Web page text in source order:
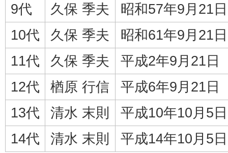
9代
久保 季夫
昭和57年9月21日
10代
久保 季夫
昭和61年9月21日
11代
久保 季夫
平成2年9月21日
12代
楢原 行信
平成6年9月21日
13代
清水 末則
平成10年10月5日
14代
清水 末則
平成14年10月5日